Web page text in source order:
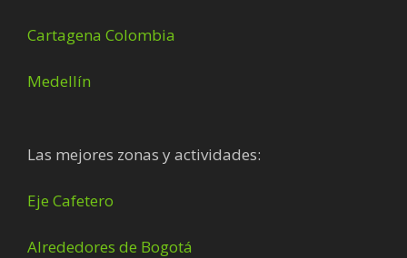
Cartagena Colombia
Medellín
Las mejores zonas y actividades:
Eje Cafetero
Alrededores de Bogotá